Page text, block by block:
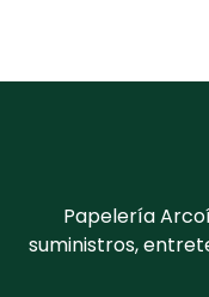
Papelería
suministros,